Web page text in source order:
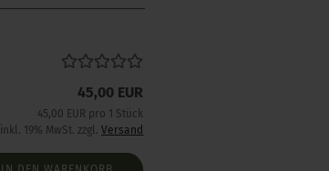
45,00 EUR
45,00 EUR pro 1 Stück
inkl. 19% MwSt. zzgl.Versand